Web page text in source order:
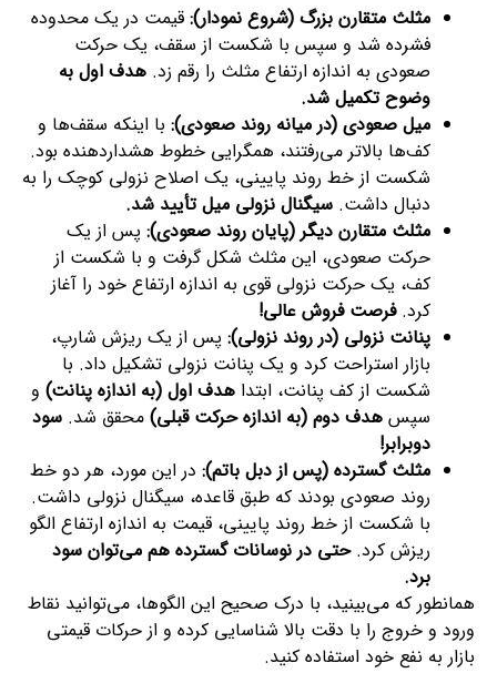
مثلث متقارن بزرگ (شروع نمودار): قیمت در یک محدوده
فشرده شد و سپس با شکست از سقف، یک حرکت
صعودی به اندازه ارتفاع مثلث را رقم زد. هدف اول به
وضوح تکمیل شد.
میل صعودی (در میانه روند صعودی): با اینکه سقف‌ها و
کف‌ها بالاتر می‌رفتند، همگرایی خطوط هشداردهنده بود.
شکست از خط روند پایینی، یک اصلاح نزولی کوچک را به
دنبال داشت. سیگنال نزولی میل تأیید شد.
مثلث متقارن دیگر (پایان روند صعودی): پس از یک
حرکت صعودی، این مثلث شکل گرفت و با شکست از
کف، یک حرکت نزولی قوی به اندازه ارتفاع خود را آغاز
کرد.فرصت فروش عالی!
پنانت نزولی (در روند نزولی): پس از یک ریزش شارپ،
بازار استراحت کرد و یک پنانت نزولی تشکیل داد. با
شکست از کف پنانت، ابتدا هدف اول (به اندازه پنانت) و
سپس هدف دوم (به اندازه حرکت قبلی) محقق شد. سود
دوبرابر!
مثلث گسترده (پس از دبل باتم): در این مورد، هر دو خط
روند صعودی بودند که طبق قاعده، سیگنال نزولی داشت.
با شکست از خط روند پایینی، قیمت به اندازه ارتفاع الگو
ریزش کرد.حتی در نوسانات گسترده هم می‌توان سود
برد.
همانطور که می‌بینید، با درک صحیح این الگوها، می‌توانید نقاط
ورود و خروج را با دقت بالا شناسایی کرده و از حرکات قیمتی
بازار به نفع خود استفاده کنید.